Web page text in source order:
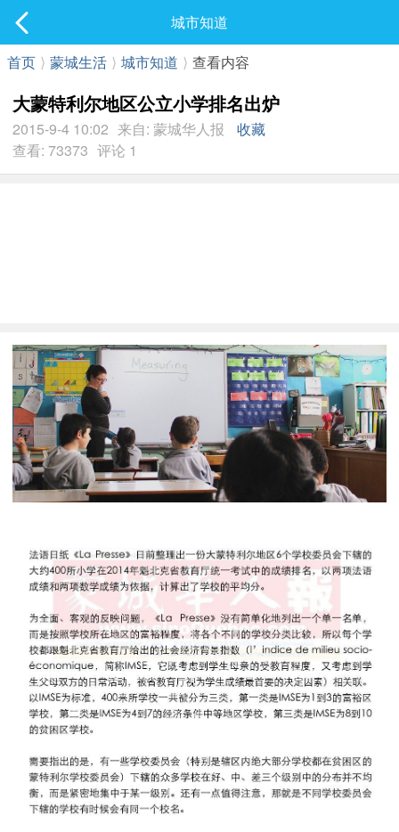
最新发表
城市知道
首页 ⟩ 蒙城生活 ⟩ 城市知道 ⟩ 查看内容
大蒙特利尔地区公立小学排名出炉
2015-9-4 10:02 来自: 蒙城华人报
收藏
查看: 73373 评论 1